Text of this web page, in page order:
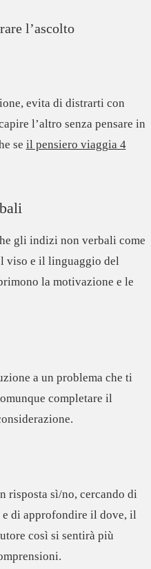
l’ascolto
, evita di distrarti con
l’altro senza pensare in
se il pensiero viaggia 4
gli indizi non verbali come
viso e il linguaggio del
la motivazione e le
a un problema che ti
completare il
risposta sì/no, cercando di
e di approfondire il dove, il
così si sentirà più